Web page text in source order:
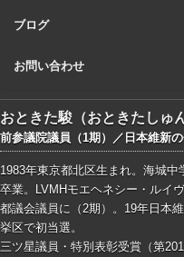
ブログ
お問い合わせ
おときた駿（おときたしゅん
前参議院議員（1期）／日本維新
1983年東京都北区生まれ。海城
卒業。LVMHモエヘネシー・ルイ
都議会議員に（2期）。19年日本
挙区で初当選。
三ツ星議員・特別表彰受賞（第201